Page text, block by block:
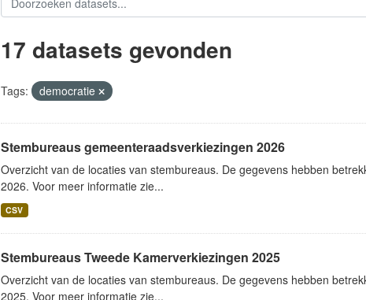
17 datasets gevonden
Tags: democratie
Stembureaus gemeenteraadsverkiezingen 2026
Overzicht van de locaties van stembureaus. De gegevens hebben
2026. Voor meer informatie zie...
CSV
Stembureaus Tweede Kamerverkiezingen 2025
Overzicht van de locaties van stembureaus. De gegevens hebben
2025. Voor meer informatie zie...